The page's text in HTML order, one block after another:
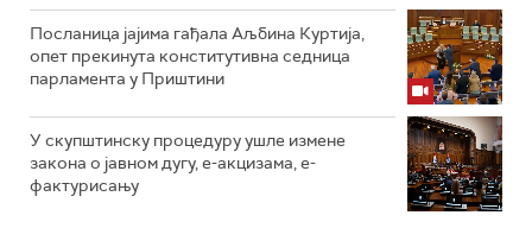
Посланица јајима гађала Аљбина Куртија,
опет прекинута конститутивна седница
парламента у Приштини
У скупштинску процедуру ушле измене
закона о јавном дугу, е-акцизама, е-
фактурисању